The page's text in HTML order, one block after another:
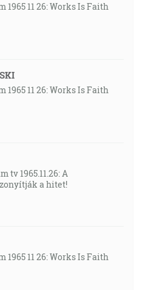
1965 11 26: Works Is Faith
1965 11 26: Works Is Faith
tv 1965.11.26: A
a hitet!
1965 11 26: Works Is Faith